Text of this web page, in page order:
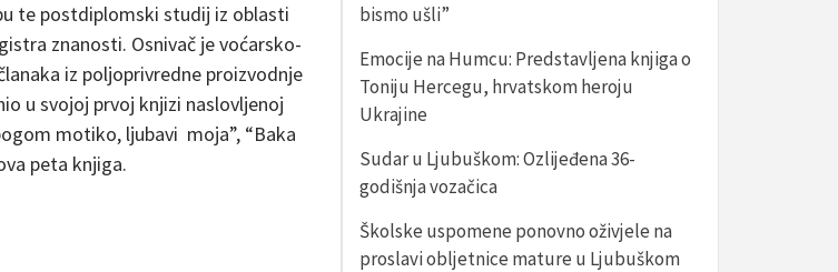
te postdiplomski studij iz oblasti
znanosti. Osnivač je voćarsko-
iz poljoprivredne proizvodnje
u svojoj prvoj knjizi naslovljenoj
motiko, ljubavi moja”, “Baka
peta knjiga.
bismo ušli”
Emocije na Humcu: Predstavljena knjiga o
Toniju Hercegu, hrvatskom heroju
Ukrajine
Sudar u Ljubuškom: Ozlijeđena 36-
godišnja vozačica
Školske uspomene ponovno oživjele na
proslavi obljetnice mature u Ljubuškom